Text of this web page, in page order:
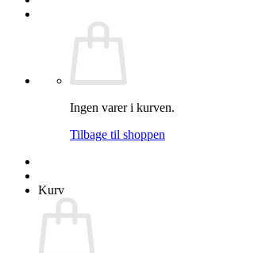
Ingen varer i kurven.
Tilbage til shoppen
Kurv